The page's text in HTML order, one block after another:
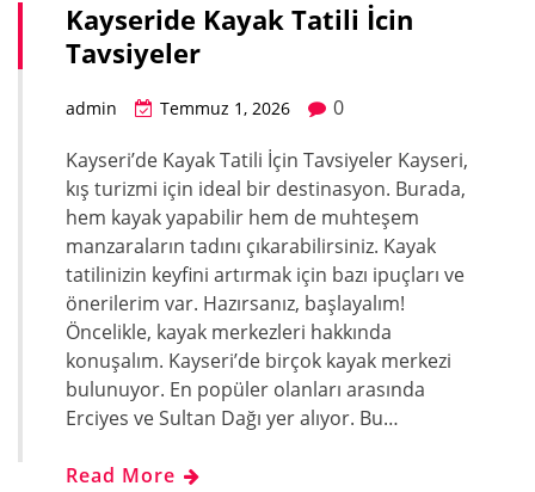
Kayseride Kayak Tatili İcin
Tavsiyeler
admin Temmuz 1, 2026
0
Kayseri’de Kayak Tatili İçin Tavsiyeler Kayseri,
kış turizmi için ideal bir destinasyon. Burada,
hem kayak yapabilir hem de muhteşem
manzaraların tadını çıkarabilirsiniz. Kayak
tatilinizin keyfini artırmak için bazı ipuçları ve
önerilerim var. Hazırsanız, başlayalım!
Öncelikle, kayak merkezleri hakkında
konuşalım. Kayseri’de birçok kayak merkezi
bulunuyor. En popüler olanları arasında
Erciyes ve Sultan Dağı yer alıyor. Bu…
Read More